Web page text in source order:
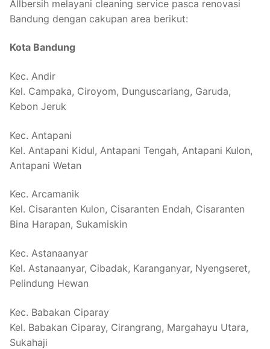
Allbersih melayani cleaning service pasca renovasi
Bandung dengan cakupan area berikut:
Kota Bandung
Kec. Andir
Kel. Campaka, Ciroyom, Dunguscariang, Garuda,
Kebon Jeruk
Kec. Antapani
Kel. Antapani Kidul, Antapani Tengah, Antapani Kulon,
Antapani Wetan
Kec. Arcamanik
Kel. Cisaranten Kulon, Cisaranten Endah, Cisaranten
Bina Harapan, Sukamiskin
Kec. Astanaanyar
Kel. Astanaanyar, Cibadak, Karanganyar, Nyengseret,
Pelindung Hewan
Kec. Babakan Ciparay
Kel. Babakan Ciparay, Cirangrang, Margahayu Utara,
Sukahaji